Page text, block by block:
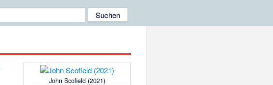
John Scofield (2021)